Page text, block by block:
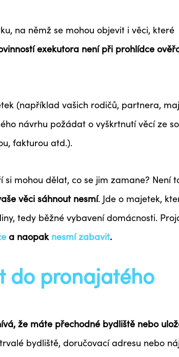
na němž se mohou objevit i věci, které
exekutora není při prohlídce
(například vašich rodičů, partnera,
návrhu požádat o vyškrtnutí věcí ze
fakturou atd.).
mohou dělat, co se jim zamane? Není
věci sáhnout nesmí. Jde o majetek,
tedy běžné vybavení domácnosti.
a naopak nesmí zabavit.
do pronajatého
že máte přechodné bydliště nebo
bydliště, doručovací adresu nebo